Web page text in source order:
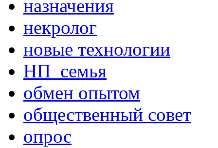
назначения
некролог
новые технологии
НП_семья
обмен опытом
общественный совет
опрос